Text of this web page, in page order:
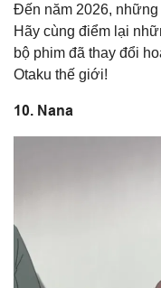
Đến năm 2026, những
Hãy cùng điểm lại
bộ phim đã thay đổi
Otaku thế giới!
10. Nana